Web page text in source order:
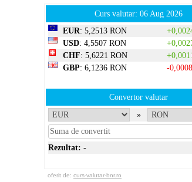
Curs valutar: 06 Aug 2026
EUR: 5,2513 RON
USD: 4,5507 RON
CHF: 5,6221 RON
GBP: 6,1236 RON -
Convertor valutar
»
Rezultat: -
oferit de: curs-valutar-bnr.ro